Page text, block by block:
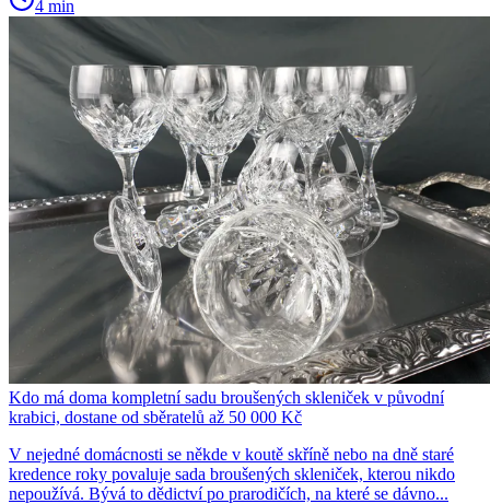
4 min
Kdo má doma kompletní sadu broušených skleniček v původní
krabici, dostane od sběratelů až 50 000 Kč
V nejedné domácnosti se někde v koutě skříně nebo na dně staré
kredence roky povaluje sada broušených skleniček, kterou nikdo
nepoužívá. Bývá to dědictví po prarodičích, na které se dávno...